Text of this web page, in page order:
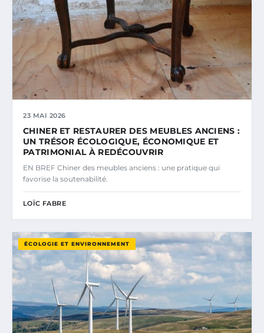
23 MAI 2026
CHINER ET RESTAURER DES MEUBLES ANCIENS :
UN TRÉSOR ÉCOLOGIQUE, ÉCONOMIQUE ET
PATRIMONIAL À REDÉCOUVRIR
EN BREF Chiner des meubles anciens : une pratique qui
favorise la soutenabilité.
LOÏC FABRE
ÉCOLOGIE ET ENVIRONNEMENT